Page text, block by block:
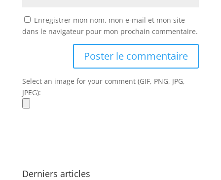
Enregistrer mon nom, mon e-mail et mon site
dans le navigateur pour mon prochain commentaire.
Select an image for your comment (GIF, PNG, JPG,
JPEG):
Derniers articles